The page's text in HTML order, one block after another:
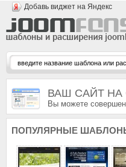
Добавь виджет на Яндекс
ВАШ САЙТ НА
Вы можете
ПОПУЛЯРНЫЕ